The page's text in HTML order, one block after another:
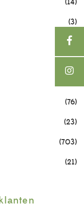
(3)
(40)
(76)
(23)
(703)
(21)